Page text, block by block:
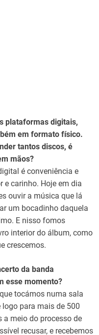
plataformas digitais,
em formato físico.
tantos discos, é
mãos?
é conveniência e
e carinho. Hoje em dia
ouvir a música que lá
um bocadinho daquela
E nisso fomos
interior do álbum, como
crescemos.
da banda
esse momento?
tocámos numa sala
para mais de 500
a meio do processo de
recusar, e recebemos